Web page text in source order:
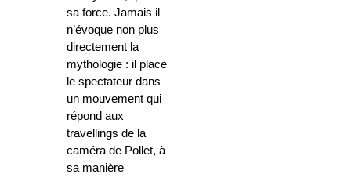
sa force. Jamais il
n’évoque non plus
directement la
mythologie : il place
le spectateur dans
un mouvement qui
répond aux
travellings de la
caméra de Pollet, à
sa manière